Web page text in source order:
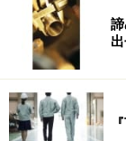
出